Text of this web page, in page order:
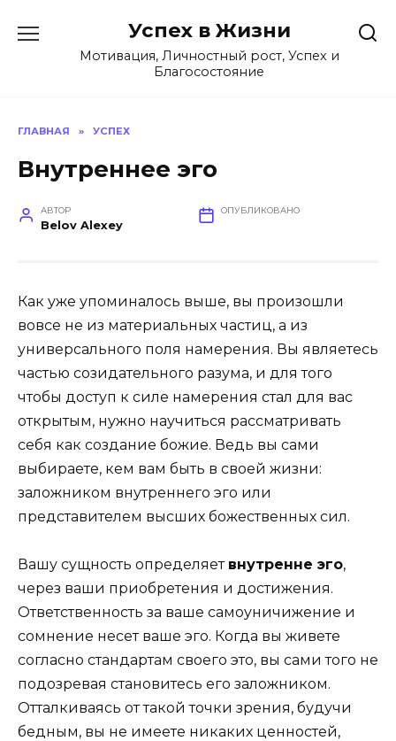
содержанию
Успех в Жизни
Мотивация, Личностный рост, Успех и
Благосостояние
ГЛАВНАЯ » УСПЕХ
Внутреннее эго
АВТОР
Belov Alexey
ОПУБЛИКОВАНО
Как уже упоминалось выше, вы произошли
вовсе не из материальных частиц, а из
универсального поля намерения. Вы являетесь
частью созидательного разума, и для того
чтобы доступ к силе намерения стал для вас
открытым, нужно научиться рассматривать
себя как создание божие. Ведь вы сами
выбираете, кем вам быть в своей жизни:
заложником внутреннего эго или
представителем высших божественных сил.
Вашу сущность определяет внутренне эго,
через ваши приобретения и достижения.
Ответственность за ваше самоуничижение и
сомнение несет ваше эго. Когда вы живете
согласно стандартам своего это, вы сами того не
подозревая становитесь его заложником.
Отталкиваясь от такой точки зрения, будучи
бедным, вы не имеете никаких ценностей,